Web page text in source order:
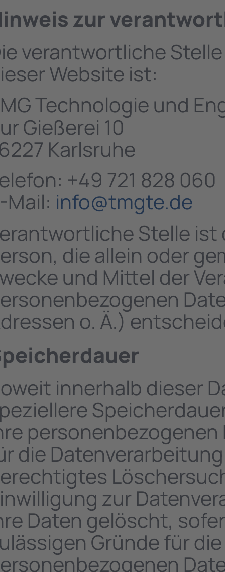
zur
verantwortliche
Website ist:
Technologie und
Gießerei 10
Karlsruhe
+49 721 828 060
Mail: info@tmgte.de
Stelle
die allein oder
und Mittel der
o. Ä.)
innerhalb dieser
personenbezogenen
die
zur
Daten gelöscht,
Gründe für